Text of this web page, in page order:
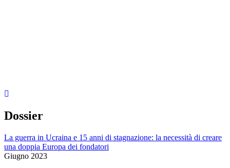
Dossier
La guerra in Ucraina e 15 anni di stagnazione: la necessità di creare
una doppia Europa dei fondatori
Giugno 2023